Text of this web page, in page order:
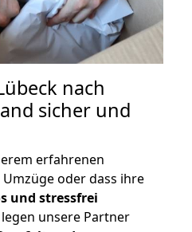
nach
sicher und
erfahrenen
oder dass ihre
und stressfrei
unsere Partner